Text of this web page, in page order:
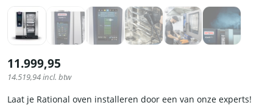
11.999,95
14.519,94incl. btw
Laat je Rational oven installeren door een van onze experts!